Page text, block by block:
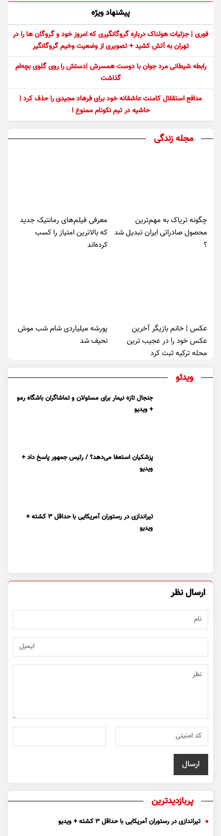
پیشنهاد ویژه
فوری | جزئیات هولناک درباره گروگانگیری که امروز خود و گروگان ها را در
تهران به آتش کشید + تصویری از وضعیت وخیم گروگانگیر
رابطه شیطانی مرد جوان با دوست همسرش |دستش را روی گلوی بچه‌ام
گذاشت
مدافع استقلال کامنت عاشقانه خود برای فرهاد مجیدی را حذف کرد |
حاشیه در تیم نکونام ممنوع !
مجله زندگی
چگونه تریاک به مهم‌ترین
محصول صادراتی ایران تبدیل شد
؟
معرفی فیلم‌های رمانتیک جدید
که بالاترین امتیاز را کسب
کرده‌اند
عکس | خانم بازیگر آخرین
عکس خود را در عجیب ترین
محله ترکیه ثبت کرد
پورشه میلیاردی شام شب موش‌
نحیف شد
ویدئو
جنجال تازه نیمار برای مسئولان و تماشاگران باشگاه رمو
+ ویدیو
پزشکیان استعفا می‌دهد؟ / رئیس جمهور پاسخ داد +
ویدیو
تیراندازی در رستوران آمریکایی با حداقل ۳ کشته +
ویدیو
ارسال نظر
پربازدیدترین
تیراندازی در رستوران آمریکایی با حداقل ۳ کشته + ویدیو